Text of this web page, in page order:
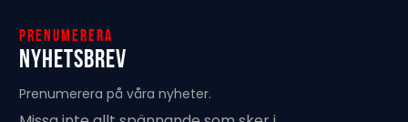
Prenumerera
Nyhetsbrev
Prenumerera på våra nyheter.